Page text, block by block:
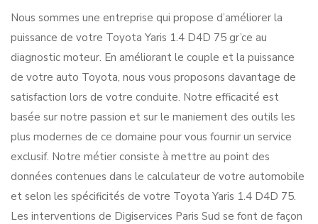
Nous sommes une entreprise qui propose d’améliorer la
puissance de votre Toyota Yaris 1.4 D4D 75 gr’ce au
diagnostic moteur. En améliorant le couple et la puissance
de votre auto Toyota, nous vous proposons davantage de
satisfaction lors de votre conduite. Notre efficacité est
basée sur notre passion et sur le maniement des outils les
plus modernes de ce domaine pour vous fournir un service
exclusif. Notre métier consiste à mettre au point des
données contenues dans le calculateur de votre automobile
et selon les spécificités de votre Toyota Yaris 1.4 D4D 75.
Les interventions de Digiservices Paris Sud se font de façon